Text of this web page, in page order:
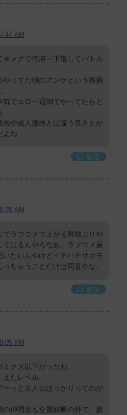
AM
ギャグで停滞～下落してバトル
やってた頃のアンケという指摘
気でエロ一辺倒でやってたらど
画や成人漫画とは違う良さとか
よね
返信
AM
てラブコメで上がる異端ぶりや
てはるんやろなあ。ラブコメ展
いたいんやけどイチバチサカモ
ちゅうことだけは同意やな。
返信
PM
クズ以下だったわ。
たレベル。
ーっと主人公ばっかりってのが
の仲間達も全員蚊帳の外で、炭